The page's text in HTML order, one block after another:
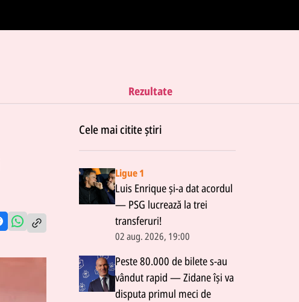
Rezultate
Cele mai citite știri
Ligue 1
Luis Enrique și-a dat acordul
— PSG lucrează la trei
transferuri!
02 aug. 2026, 19:00
Peste 80.000 de bilete s-au
vândut rapid — Zidane își va
disputa primul meci de